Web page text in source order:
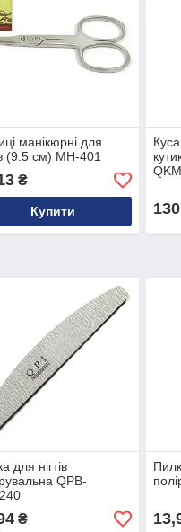
манікюрні для
(9.5 см) MH-401
₴
Купити
для нігтів
QPB-
₴